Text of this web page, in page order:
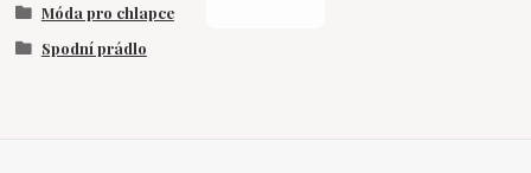
Móda pro chlapce
Spodní prádlo